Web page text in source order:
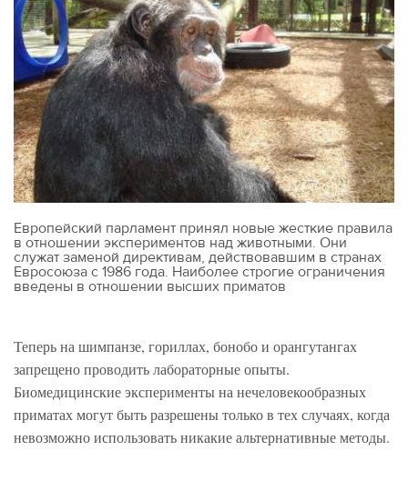
Европейский парламент принял новые жесткие правила
в отношении экспериментов над животными. Они
служат заменой директивам, действовавшим в странах
Евросоюза с 1986 года. Наиболее строгие ограничения
введены в отношении высших приматов
Теперь на шимпанзе, гориллах, бонобо и орангутангах
запрещено проводить лабораторные опыты.
Биомедицинские эксперименты на нечеловекообразных
приматах могут быть разрешены только в тех случаях, когда
невозможно использовать никакие альтернативные методы.